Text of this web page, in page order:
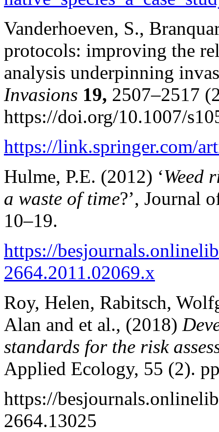
Vanderhoeven, S.,
protocols: improving the
analysis underpinning
Invasions 19, 2507–2517
https://doi.org/10.1007/
https://link.springer.com/
Hulme, P.E. (2012) ‘Weed
a waste of time?’, Journal
10–19.
https://
2664.2011.02069.x
Roy, Helen, Rabitsch,
Alan and et al., (2018)
standards for the risk
Applied Ecology, 55 (2).
https://
2664.13025